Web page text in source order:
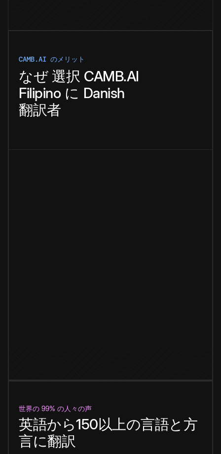
CAMB.AI のメリット
なぜ 選択 CAMB.AI
Filipino に Danish
翻訳者
世界の 99% の人々の声
英語から150以上の言語と方
言に翻訳